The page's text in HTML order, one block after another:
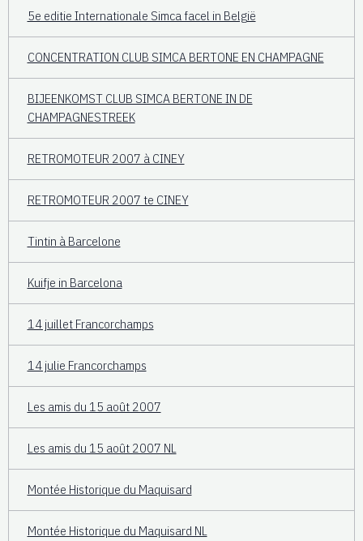
5e editie Internationale Simca facel in België
CONCENTRATION CLUB SIMCA BERTONE EN CHAMPAGNE
BIJEENKOMST CLUB SIMCA BERTONE IN DE
CHAMPAGNESTREEK
RETROMOTEUR 2007 à CINEY
RETROMOTEUR 2007 te CINEY
Tintin à Barcelone
Kuifje in Barcelona
14 juillet Francorchamps
14 julie Francorchamps
Les amis du 15 août 2007
Les amis du 15 août 2007 NL
Montée Historique du Maquisard
Montée Historique du Maquisard NL